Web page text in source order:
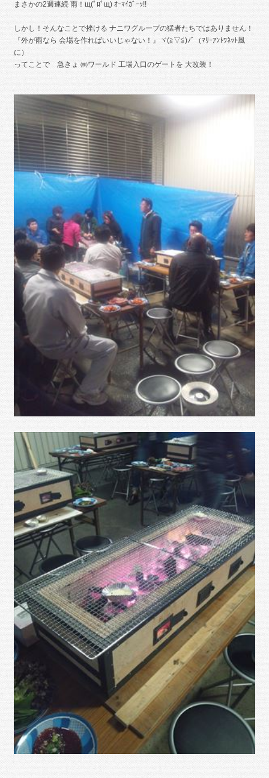
まさかの2週連続 雨！щ(ﾟﾛﾟщ) ｵｰﾏｲｶﾞｰｯ!!
しかし！そんなことで挫ける ナニワグループの猛者たちではありません！
『外が雨なら 会場を作ればいいじゃない！』ヾ(≧▽≦)ﾉﾞ（ﾏﾘｰｱﾝﾄﾜﾈｯﾄ風
に）
ってことで 急きょ ㈱ワールド 工場入口のゲートを 大改装！